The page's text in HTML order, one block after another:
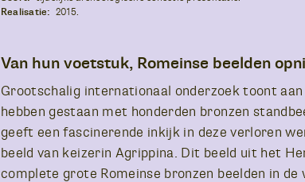
Realisatie: 2015.
Van hun voetstuk, Romeinse beelden
Grootschalig internationaal onderzoek toont
hebben gestaan met honderden bronzen
geeft een fascinerende inkijk in deze verloren
beeld van keizerin Agrippina. Dit beeld uit het
complete grote Romeinse bronzen beelden in de